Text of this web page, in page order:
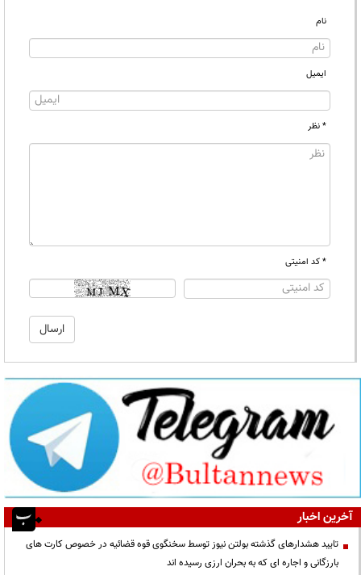
نام
ایمیل
* نظر
* کد امنیتی
آخرین اخبار
تایید هشدارهای گذشته بولتن نیوز توسط سخنگوی قوه قضائیه در خصوص کارت های
بارزگانی و اجاره ای که به بحران ارزی رسیده اند